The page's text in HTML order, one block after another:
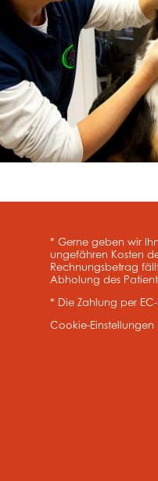
* Gerne geben wir
ungefähren Kosten
Rechnungsbetrag
Abholung des
* Die Zahlung per
Cookie-Einstellungen